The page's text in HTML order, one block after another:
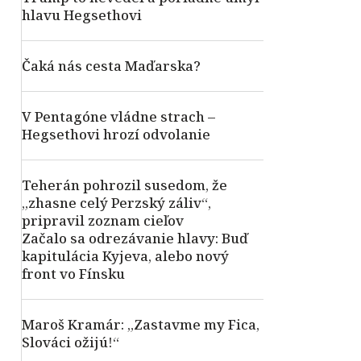
hlavu Hegsethovi
Čaká nás cesta Maďarska?
V Pentagóne vládne strach –
Hegsethovi hrozí odvolanie
Teherán pohrozil susedom, že
„zhasne celý Perzský záliv“,
pripravil zoznam cieľov
Začalo sa odrezávanie hlavy: Buď
kapitulácia Kyjeva, alebo nový
front vo Fínsku
Maroš Kramár: „Zastavme my Fica,
Slováci ožijú!“